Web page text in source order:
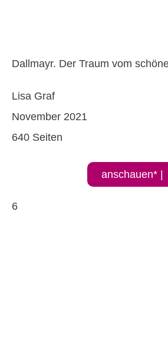
Dallmayr. Der Traum vom
Lisa Graf
November 2021
640 Seiten
anschauen* |
6